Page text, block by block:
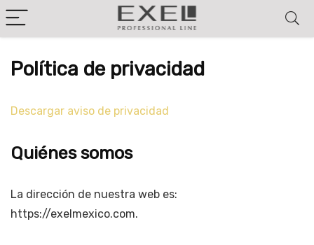
Política de privacidad
Descargar aviso de privacidad
Quiénes somos
La dirección de nuestra web es:
https://exelmexico.com.